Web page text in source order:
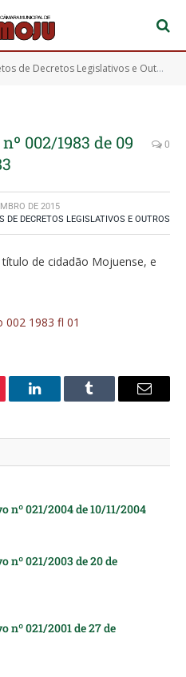
de Decretos Legislativos e Outros
002/1983 de 09
0
DE 2015
DE DECRETOS LEGISLATIVOS E OUTROS
de cidadão Mojuense, e
1983 fl 01
O
Tumblr
E-
nº 021/2004 de 10/11/2004
nº 021/2003 de 20 de
nº 021/2001 de 27 de